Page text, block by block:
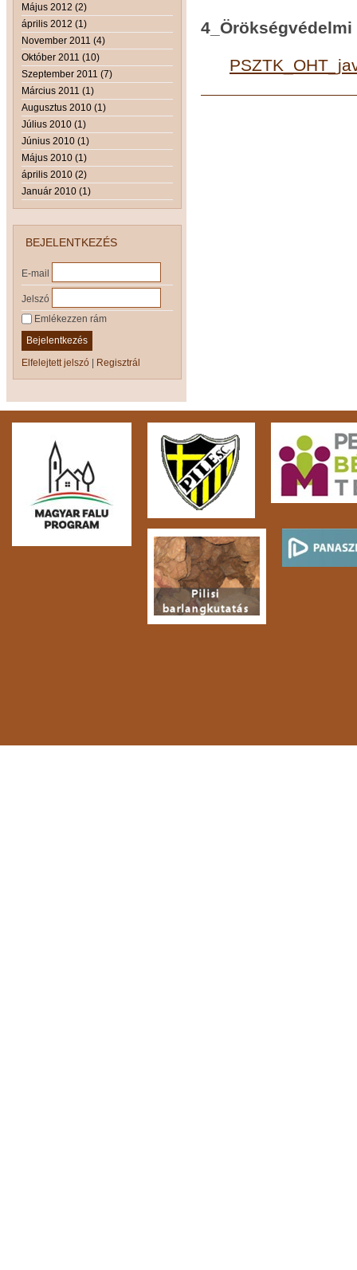
Május 2012 (2)
április 2012 (1)
November 2011 (4)
Október 2011 (10)
Szeptember 2011 (7)
Március 2011 (1)
Augusztus 2010 (1)
Július 2010 (1)
Június 2010 (1)
Május 2010 (1)
április 2010 (2)
Január 2010 (1)
BEJELENTKEZÉS
E-mail
Jelszó
Emlékezzen rám
Bejelentkezés
Elfelejtett jelszó | Regisztrál